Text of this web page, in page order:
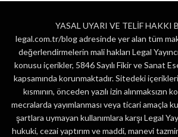
YASAL UYARI VE TELİF HAKKI
legal.com.tr/blog adresinde yer alan tüm
değerlendirmelerin mali hakları Legal
konusu içerikler, 5846 Sayılı Fikir ve Sanat
kapsamında korunmaktadır. Sitedeki
kısmının, önceden yazılı izin alınmaksızın
mecralarda yayımlanması veya ticari amaçla
şartlara uymayan kullanımlara karşı Legal
hukuki, cezai yaptırım ve maddi, manevi